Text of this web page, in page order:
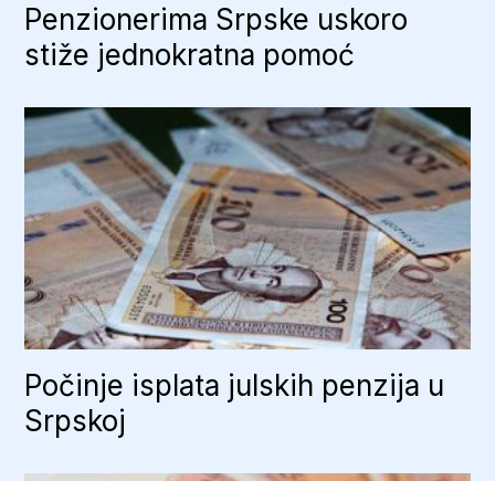
Penzionerima Srpske uskoro
stiže jednokratna pomoć
Počinje isplata julskih penzija u
Srpskoj